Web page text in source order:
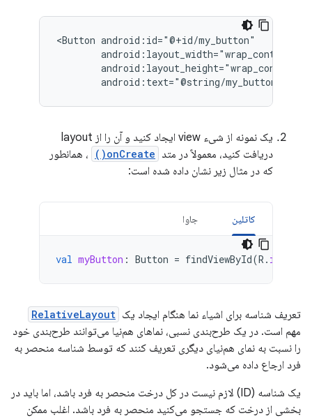
<Button
android:text="@string/
یک نمونه از شیء view ایجاد کنید و آن را از layout
دریافت کنید، معمولاً در متد onCreate()
، همانطور
که در مثال زیر نشان داده شده است:
کاتلین جاوا
val myButton : Button = findViewById(R . id
تعریف شناسه برای اشیاء نما هنگام ایجاد یک RelativeLayout
مهم است. در یک طرح‌بندی نسبی، نماهای هم‌نیا می‌توانند طرح‌بندی خود
را نسبت به نمای هم‌نیای دیگری تعریف کنند که توسط شناسه منحصر به
فرد ارجاع داده می‌شود.
یک شناسه (ID) لازم نیست در کل درخت منحصر به فرد باشد، اما باید در
بخشی از درخت که جستجو می‌کنید منحصر به فرد باشد. اغلب ممکن